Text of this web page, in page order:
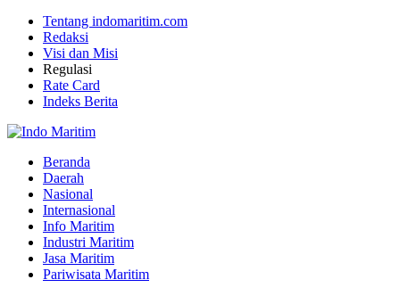
Tentang indomaritim.com
Redaksi
Visi dan Misi
Regulasi
Rate Card
Indeks Berita
Beranda
Daerah
Nasional
Internasional
Info Maritim
Industri Maritim
Jasa Maritim
Pariwisata Maritim